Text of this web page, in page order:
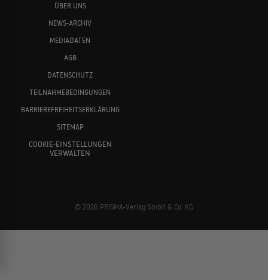
ÜBER UNS
NEWS-ARCHIV
MEDIADATEN
AGB
DATENSCHUTZ
TEILNAHMEBEDINGUNGEN
BARRIEREFREIHEITSERKLÄRUNG
SITEMAP
COOKIE-EINSTELLUNGEN
VERWALTEN
© 2026 PRISMA-Verlag GmbH & Co. KG